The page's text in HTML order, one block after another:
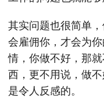
其实问题也很简单
会雇佣你，才会为
情，你做不好，那
西，更不用说，做
是令人反感的。